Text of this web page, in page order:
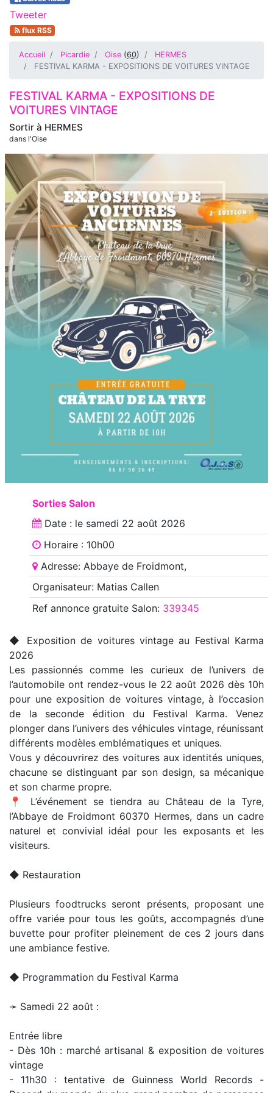
Tweeter
flux RSS
Accueil Picardie Oise (60)
HERMES
FESTIVAL KARMA - EXPOSITIONS DE VOITURES VINTAGE
Sortir à HERMES
dans l'Oise
FESTIVAL KARMA - EXPOSITIONS DE
VOITURES VINTAGE
Sorties Salon
Date : le samedi 22 août 2026
Horaire : 10h00
Adresse: Abbaye de Froidmont,
Organisateur: Matias Callen
Ref annoncegratuite Salon: 339345
◆ Exposition de voitures vintage au Festival Karma
2026
Les passionnés comme les curieux de l’univers de
l’automobile ont rendez-vous le 22 août 2026 dès 10h
pour une exposition de voitures vintage, à l’occasion
de la seconde édition du Festival Karma. Venez
plonger dans l’univers des véhicules vintage, réunissant
différents modèles emblématiques et uniques.
Vous y découvrirez des voitures aux identités uniques,
chacune se distinguant par son design, sa mécanique
et son charme propre.
📍 L’événement se tiendra au Château de la Tyre,
l’Abbaye de Froidmont 60370 Hermes, dans un cadre
naturel et convivial idéal pour les exposants et les
visiteurs.
◆ Restauration
Plusieurs foodtrucks seront présents, proposant une
offre variée pour tous les goûts, accompagnés d’une
buvette pour profiter pleinement de ces 2 jours dans
une ambiance festive.
◆ Programmation du Festival Karma
➛ Samedi 22 août :
Entrée libre
- Dès 10h : marché artisanal & exposition de voitures
vintage
- 11h30 : tentative de Guinness World Records -